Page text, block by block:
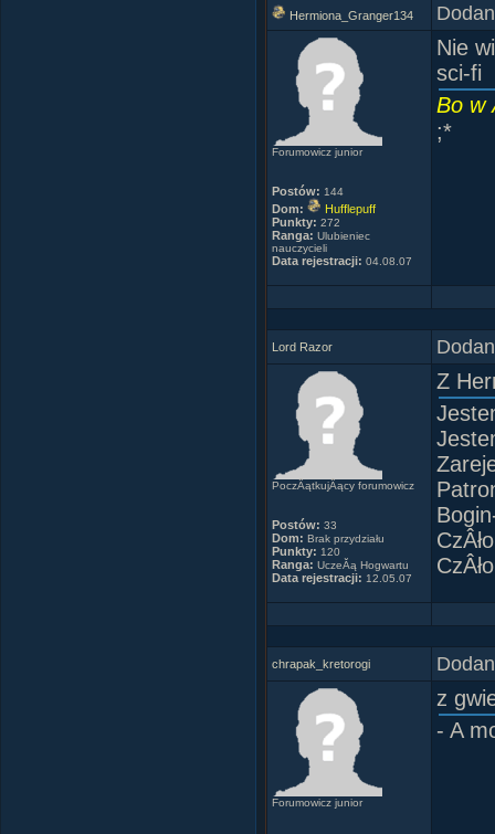
Hermiona_Granger134
Forumowicz junior
Postów: 144
Dom:
Hufflepuff
Punkty: 272
Ranga: Ulubieniec
nauczycieli
Data rejestracji: 04.08.07
Nie
sci-fi
Bo w
;*
Lord Razor
PoczÂątkujÂący forumowicz
Postów: 33
Dom: Brak przydziału
Punkty: 120
Ranga: UczeĂą Hogwartu
Data rejestracji: 12.05.07
Z
chrapak_kretorogi
Forumowicz junior
z
- A